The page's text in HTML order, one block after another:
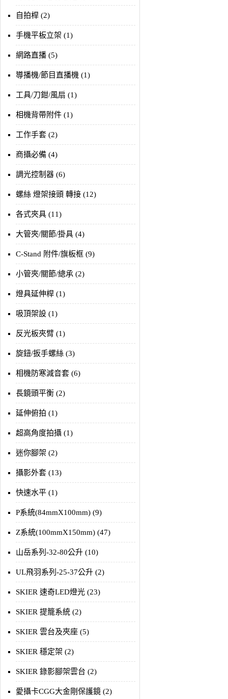
自拍桿 (2)
手機平板立架 (1)
網路直播 (5)
導播機/節目直播機 (1)
工具/刀鉗/風扇 (1)
相機背帶附件 (1)
工作手套 (2)
商攝必備 (4)
調光控制器 (6)
螺絲 燈架接頭 轉接 (12)
各式夾具 (11)
大管夾/關節/掛具 (4)
C-Stand 附件/旗板框 (9)
小管夾/關節/總承 (2)
燈具延伸桿 (1)
吸頂架設 (1)
反光板夾臂 (1)
旋鈕/扳手螺絲 (3)
相機防寒減音套 (6)
長鏡頭平衡 (2)
延伸俯拍 (1)
超高角度拍攝 (1)
迷你腳架 (2)
攝影外套 (13)
快速水平 (1)
P系統(84mmX100mm) (9)
Z系統(100mmX150mm) (47)
山岳系列-32-80公升 (10)
UL飛羽系列-25-37公升 (2)
SKIER 速奇LED燈光 (23)
SKIER 提籠系統 (2)
SKIER 雲台及夾座 (5)
SKIER 穩定架 (2)
SKIER 錄影腳架雲台 (2)
愛攝卡CGG大金剛保護鏡 (2)